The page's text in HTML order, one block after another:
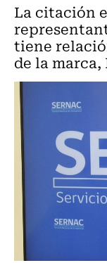
La citación
tiene
de la